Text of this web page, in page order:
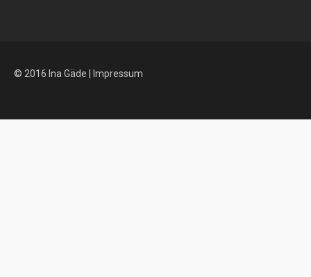
© 2016 Ina Gäde | Impressum